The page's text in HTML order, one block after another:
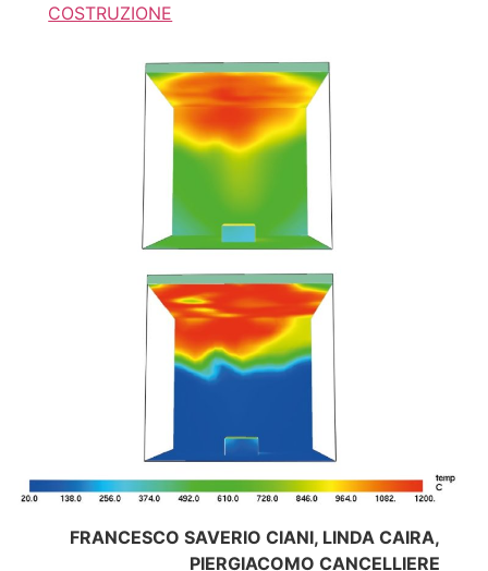
COSTRUZIONE
FRANCESCO SAVERIO CIANI, LINDA CAIRA,
PIERGIACOMO CANCELLIERE